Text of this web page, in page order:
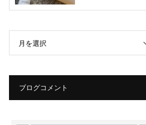
月を選択
ブログコメント